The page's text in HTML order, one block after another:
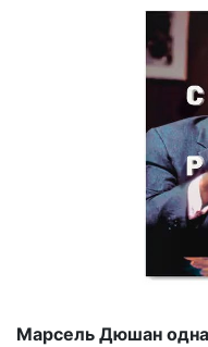
Марсель Дюшан